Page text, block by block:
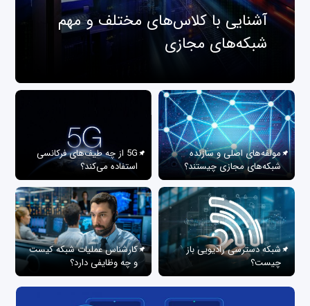
آشنایی با کلاس‌های مختلف و مهم
شبکه‌های مجازی
مولفه‌های اصلی و سازنده
شبکه‌های مجازی چیستند؟
5G از چه طیف‌های فرکانسی
استفاده می‌کند؟
شبکه دسترسی رادیویی باز
چیست؟
کارشناس عملیات شبکه کیست
و چه وظایفی دارد؟